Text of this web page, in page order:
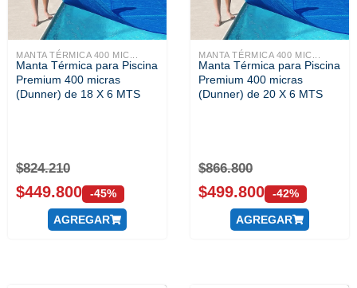
MANTA TÉRMICA 400 MIC...
Manta Térmica para Piscina
Premium 400 micras
(Dunner) de 18 X 6 MTS
$824.210
$449.800 -45%
AGREGAR
MANTA TÉRMICA 400 MIC...
Manta Térmica para Piscina
Premium 400 micras
(Dunner) de 20 X 6 MTS
$866.800
$499.800 -42%
AGREGAR